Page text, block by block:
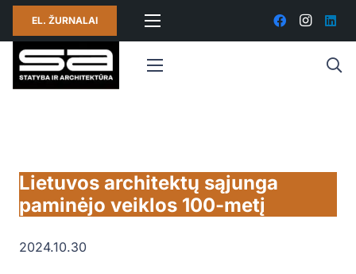
EL. ŽURNALAI
Lietuvos architektų sąjunga
paminėjo veiklos 100-metį
2024.10.30